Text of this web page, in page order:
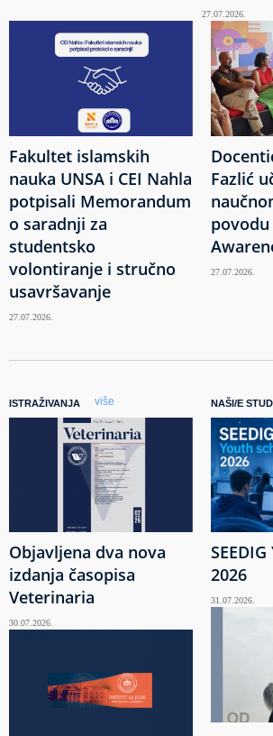
27.07.2026.
Fakultet islamskih
nauka UNSA i CEI Nahla
potpisali Memorandum
o saradnji za
studentsko
volontiranje i stručno
usavršavanje
27.07.2026.
Fazlić
27.07.2026.
ISTRAŽIVANJA više
Objavljena dva nova
izdanja časopisa
Veterinaria
30.07.2026.
NAŠI/E
2026
31.07.2026.